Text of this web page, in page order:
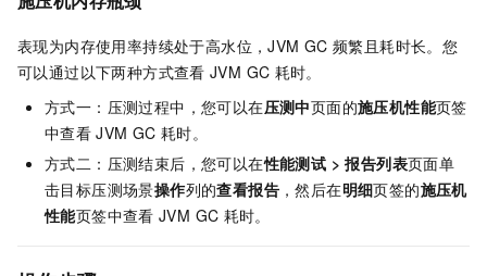
表现为内存使用率持续处于高水位，JVM GC 频繁且耗时长。您
可以通过以下两种方式查看 JVM GC 耗时。
方式一：压测过程中，您可以在压测中页面的施压机性能页签
中查看 JVM GC 耗时。
方式二：压测结束后，您可以在性能测试 >报告列表页面单
击目标压测场景操作列的查看报告 ，然后在明细页签的施压机
性能页签中查看 JVM GC 耗时。